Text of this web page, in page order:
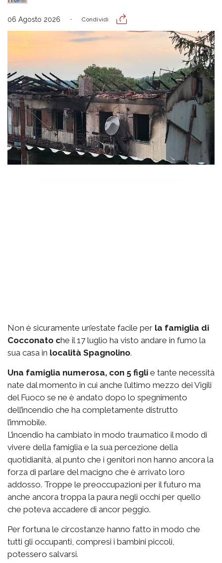
06 Agosto 2026 Condividi
Non è sicuramente un’estate facile per la famiglia di
Cocconato che il 17 luglio ha visto andare in fumo la
sua casa in località Spagnolino.
Una famiglia numerosa, con 5 figli e tante necessità
nate dal momento in cui anche l’ultimo mezzo dei Vigili
del Fuoco se ne è andato dopo lo spegnimento
dell’incendio che ha completamente distrutto
l’immobile.
L’incendio ha cambiato in modo traumatico il modo di
vivere della famiglia e la sua percezione della
quotidianità, al punto che i genitori non hanno ancora la
forza di parlare del macigno che è arrivato loro
addosso. Troppe le preoccupazioni per il futuro ma
anche ancora troppa la paura negli occhi per quello
che poteva accadere di ancor peggio.
Per fortuna le circostanze hanno fatto in modo che
tutti gli occupanti, compresi i bambini piccoli,
potessero salvarsi.